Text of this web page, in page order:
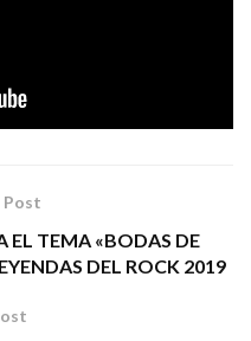
Post
EL TEMA «BODAS DE
DEL ROCK 2019